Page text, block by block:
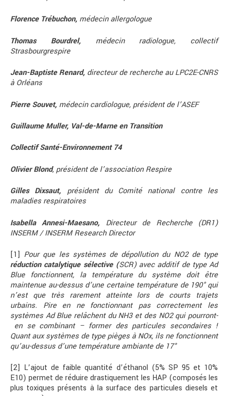
Florence Trébuchon, médecin allergologue
Thomas Bourdrel, médecin radiologue, collectif
Strasbourgrespire
Jean-Baptiste Renard, directeur de recherche au LPC2E-CNRS
à Orléans
Pierre Souvet, médecin cardiologue, président de l’ASEF
Guillaume Muller, Val-de-Marne en Transition
Collectif Santé-Environnement 74
Olivier Blond, président de l’association Respire
Gilles Dixsaut, président du Comité national contre les
maladies respiratoires
Isabella Annesi-Maesano, Directeur de Recherche (DR1)
INSERM / INSERM Research Director
[1] Pour que les systèmes de dépollution du NO2 de type
réduction catalytique sélective (SCR) avec additif de type Ad
Blue fonctionnent, la température du système doit être
maintenue au-dessus d’une certaine température de 190° qui
n’est que très rarement atteinte lors de courts trajets
urbains. Pire en ne fonctionnant pas correctement les
systèmes Ad Blue relâchent du NH3 et des NO2 qui pourront-
en se combinant – former des particules secondaires !
Quant aux systèmes de type pièges à NOx, ils ne fonctionnent
qu’au-dessus d’une température ambiante de 17°
[2] L’ajout de faible quantité d’éthanol (5% SP 95 et 10%
E10) permet de réduire drastiquement les HAP (composés les
plus toxiques présents à la surface des particules diesels et